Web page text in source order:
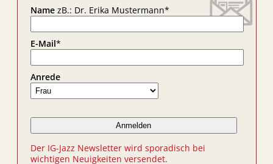
NamezB.: Dr. Erika Mustermann*
E-Mail*
Anrede
Der IG-Jazz Newsletter wird sporadisch bei
wichtigen Neuigkeiten versendet.